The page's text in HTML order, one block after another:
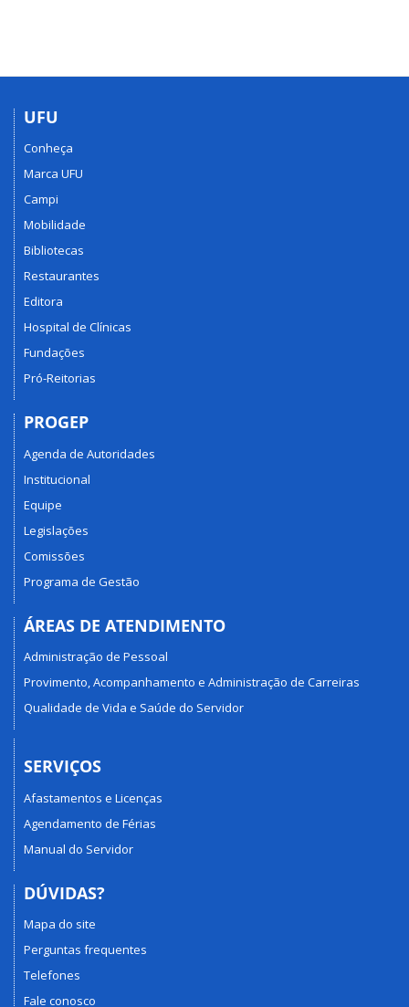
UFU
Conheça
Marca UFU
Campi
Mobilidade
Bibliotecas
Restaurantes
Editora
Hospital de Clínicas
Fundações
Pró-Reitorias
PROGEP
Agenda de Autoridades
Institucional
Equipe
Legislações
Comissões
Programa de Gestão
ÁREAS DE ATENDIMENTO
Administração de Pessoal
Provimento, Acompanhamento e Administração de Carreiras
Qualidade de Vida e Saúde do Servidor
SERVIÇOS
Afastamentos e Licenças
Agendamento de Férias
Manual do Servidor
DÚVIDAS?
Mapa do site
Perguntas frequentes
Telefones
Fale conosco